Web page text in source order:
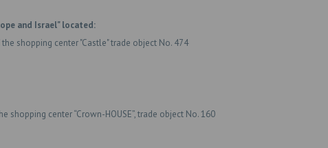
and Israel" located:
shopping center "Castle" trade object No. 474
shopping center “Crown-HOUSE”, trade object No. 160